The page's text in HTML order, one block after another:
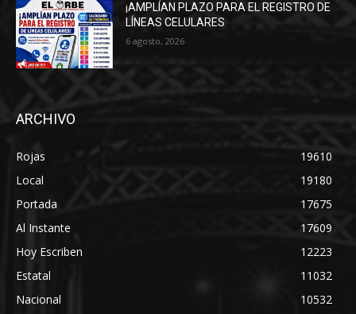
¡AMPLÍAN PLAZO PARA EL REGISTRO DE
LÍNEAS CELULARES
6 agosto, 2026
ARCHIVO
Rojas
19610
Local
19180
Portada
17675
Al Instante
17609
Hoy Escriben
12223
Estatal
11032
Nacional
10532